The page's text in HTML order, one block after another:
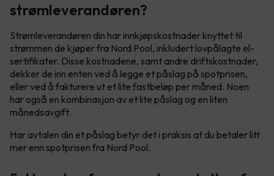
strømleverandøren?
Strømleverandøren din har innkjøpskostnader knyttet til
strømmen de kjøper fra Nord Pool, inkludert lovpålagte el-
sertifikater. Disse kostnadene, samt andre driftskostnader,
dekker de inn enten ved å legge et påslag på spotprisen,
eller ved å fakturere ut et lite fastbeløp per måned. Noen
har også en kombinasjon av et lite påslag og en liten
månedsavgift.
Har avtalen din et påslag betyr det i praksis at du betaler litt
mer enn spotprisen fra Nord Pool.